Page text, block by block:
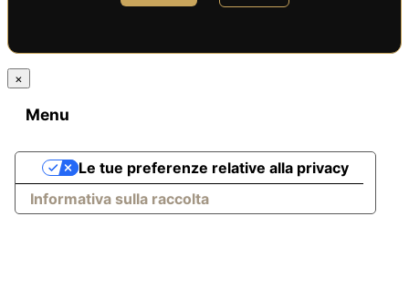
×
Menu
Informativa sulla raccolta
Le tue preferenze relative alla privacy